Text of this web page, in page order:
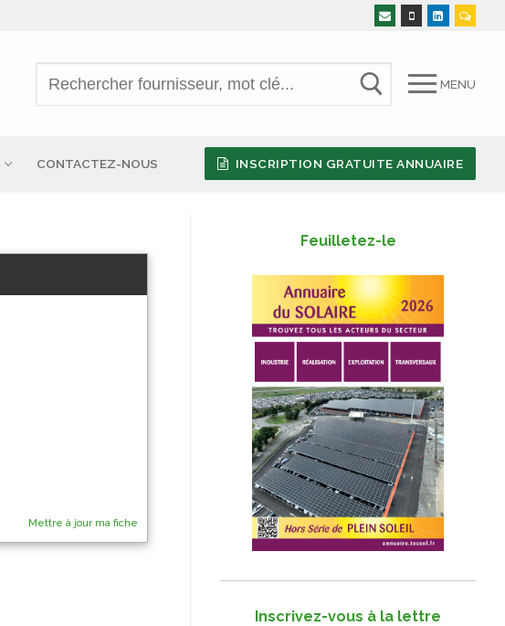
MENU
CONTACTEZ-NOUS INSCRIPTION GRATUITE ANNUAIRE
Mettre à jour ma fiche
Feuilletez-le
Inscrivez-vous à la lettre